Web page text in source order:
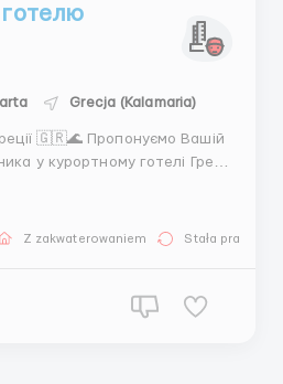
готелю
Grecja (Kalamaria)
Вашій
у курортному готелі Греці
фізично здорові
Z zakwaterowaniem Stała praca